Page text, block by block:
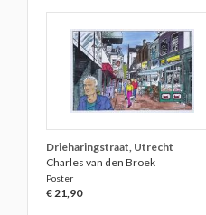
Drieharingstraat, Utrecht
Charles van den Broek
Poster
€ 21,90